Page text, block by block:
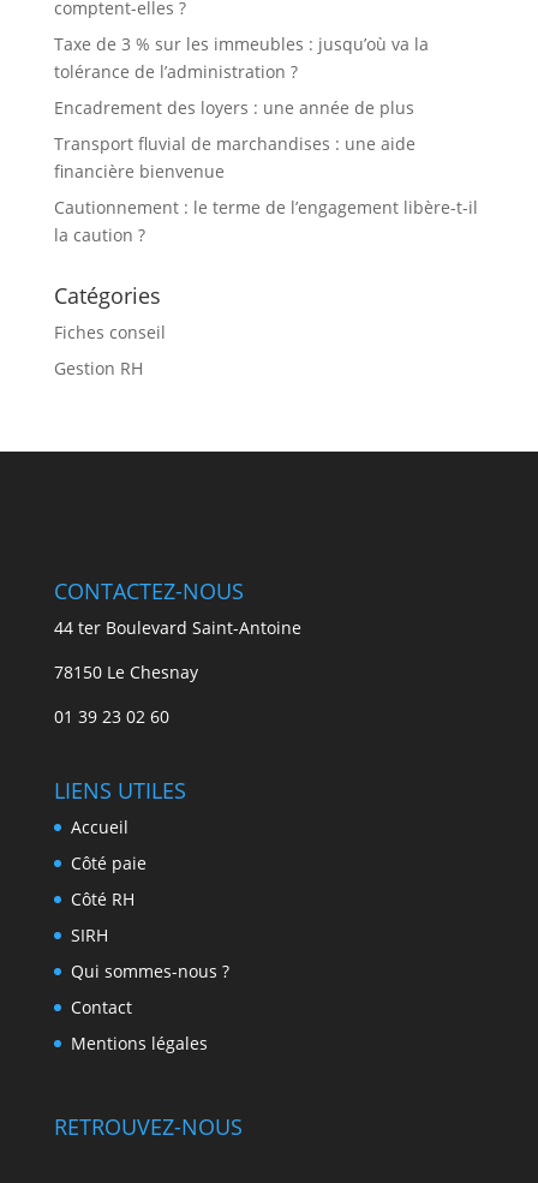
comptent-elles ?
Taxe de 3 % sur les immeubles : jusqu’où va la
tolérance de l’administration ?
Encadrement des loyers : une année de plus
Transport fluvial de marchandises : une aide
financière bienvenue
Cautionnement : le terme de l’engagement libère-t-il
la caution ?
Catégories
Fiches conseil
Gestion RH
CONTACTEZ-NOUS
44 ter Boulevard Saint-Antoine
78150 Le Chesnay
01 39 23 02 60
LIENS UTILES
Accueil
Côté paie
Côté RH
SIRH
Qui sommes-nous ?
Contact
Mentions légales
RETROUVEZ-NOUS